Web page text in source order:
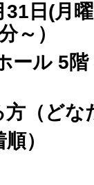
(月曜
～）
5階 小
どな
）